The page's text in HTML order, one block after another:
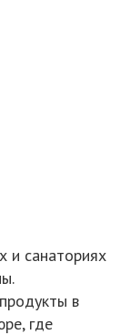
и санаториях
в
где